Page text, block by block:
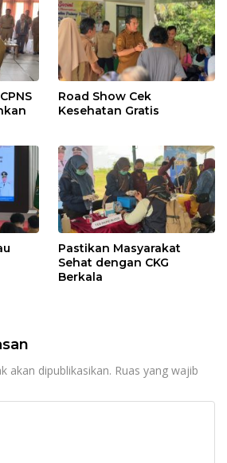
Road Show Cek
Kesehatan Gratis
Pastikan Masyarakat
Sehat dengan CKG
Berkala
akan dipublikasikan. Ruas yang wajib